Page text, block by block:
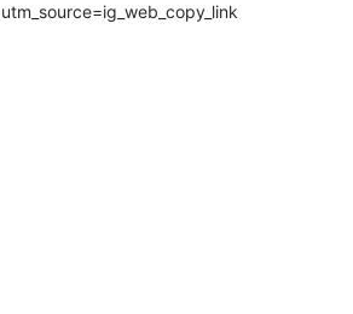
utm_source=ig_web_copy_link